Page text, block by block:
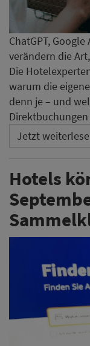
ChatGPT,
verändern die
Die
warum die
denn je – und
Jetzt
Hotels